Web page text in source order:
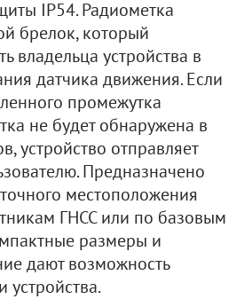
IP54. Радиометка
брелок, который
владельца устройства в
датчика движения. Если
промежутка
не будет обнаружена в
устройство отправляет
Предназначено
местоположения
ГНСС или по базовым
размеры и
дают возможность
устройства.